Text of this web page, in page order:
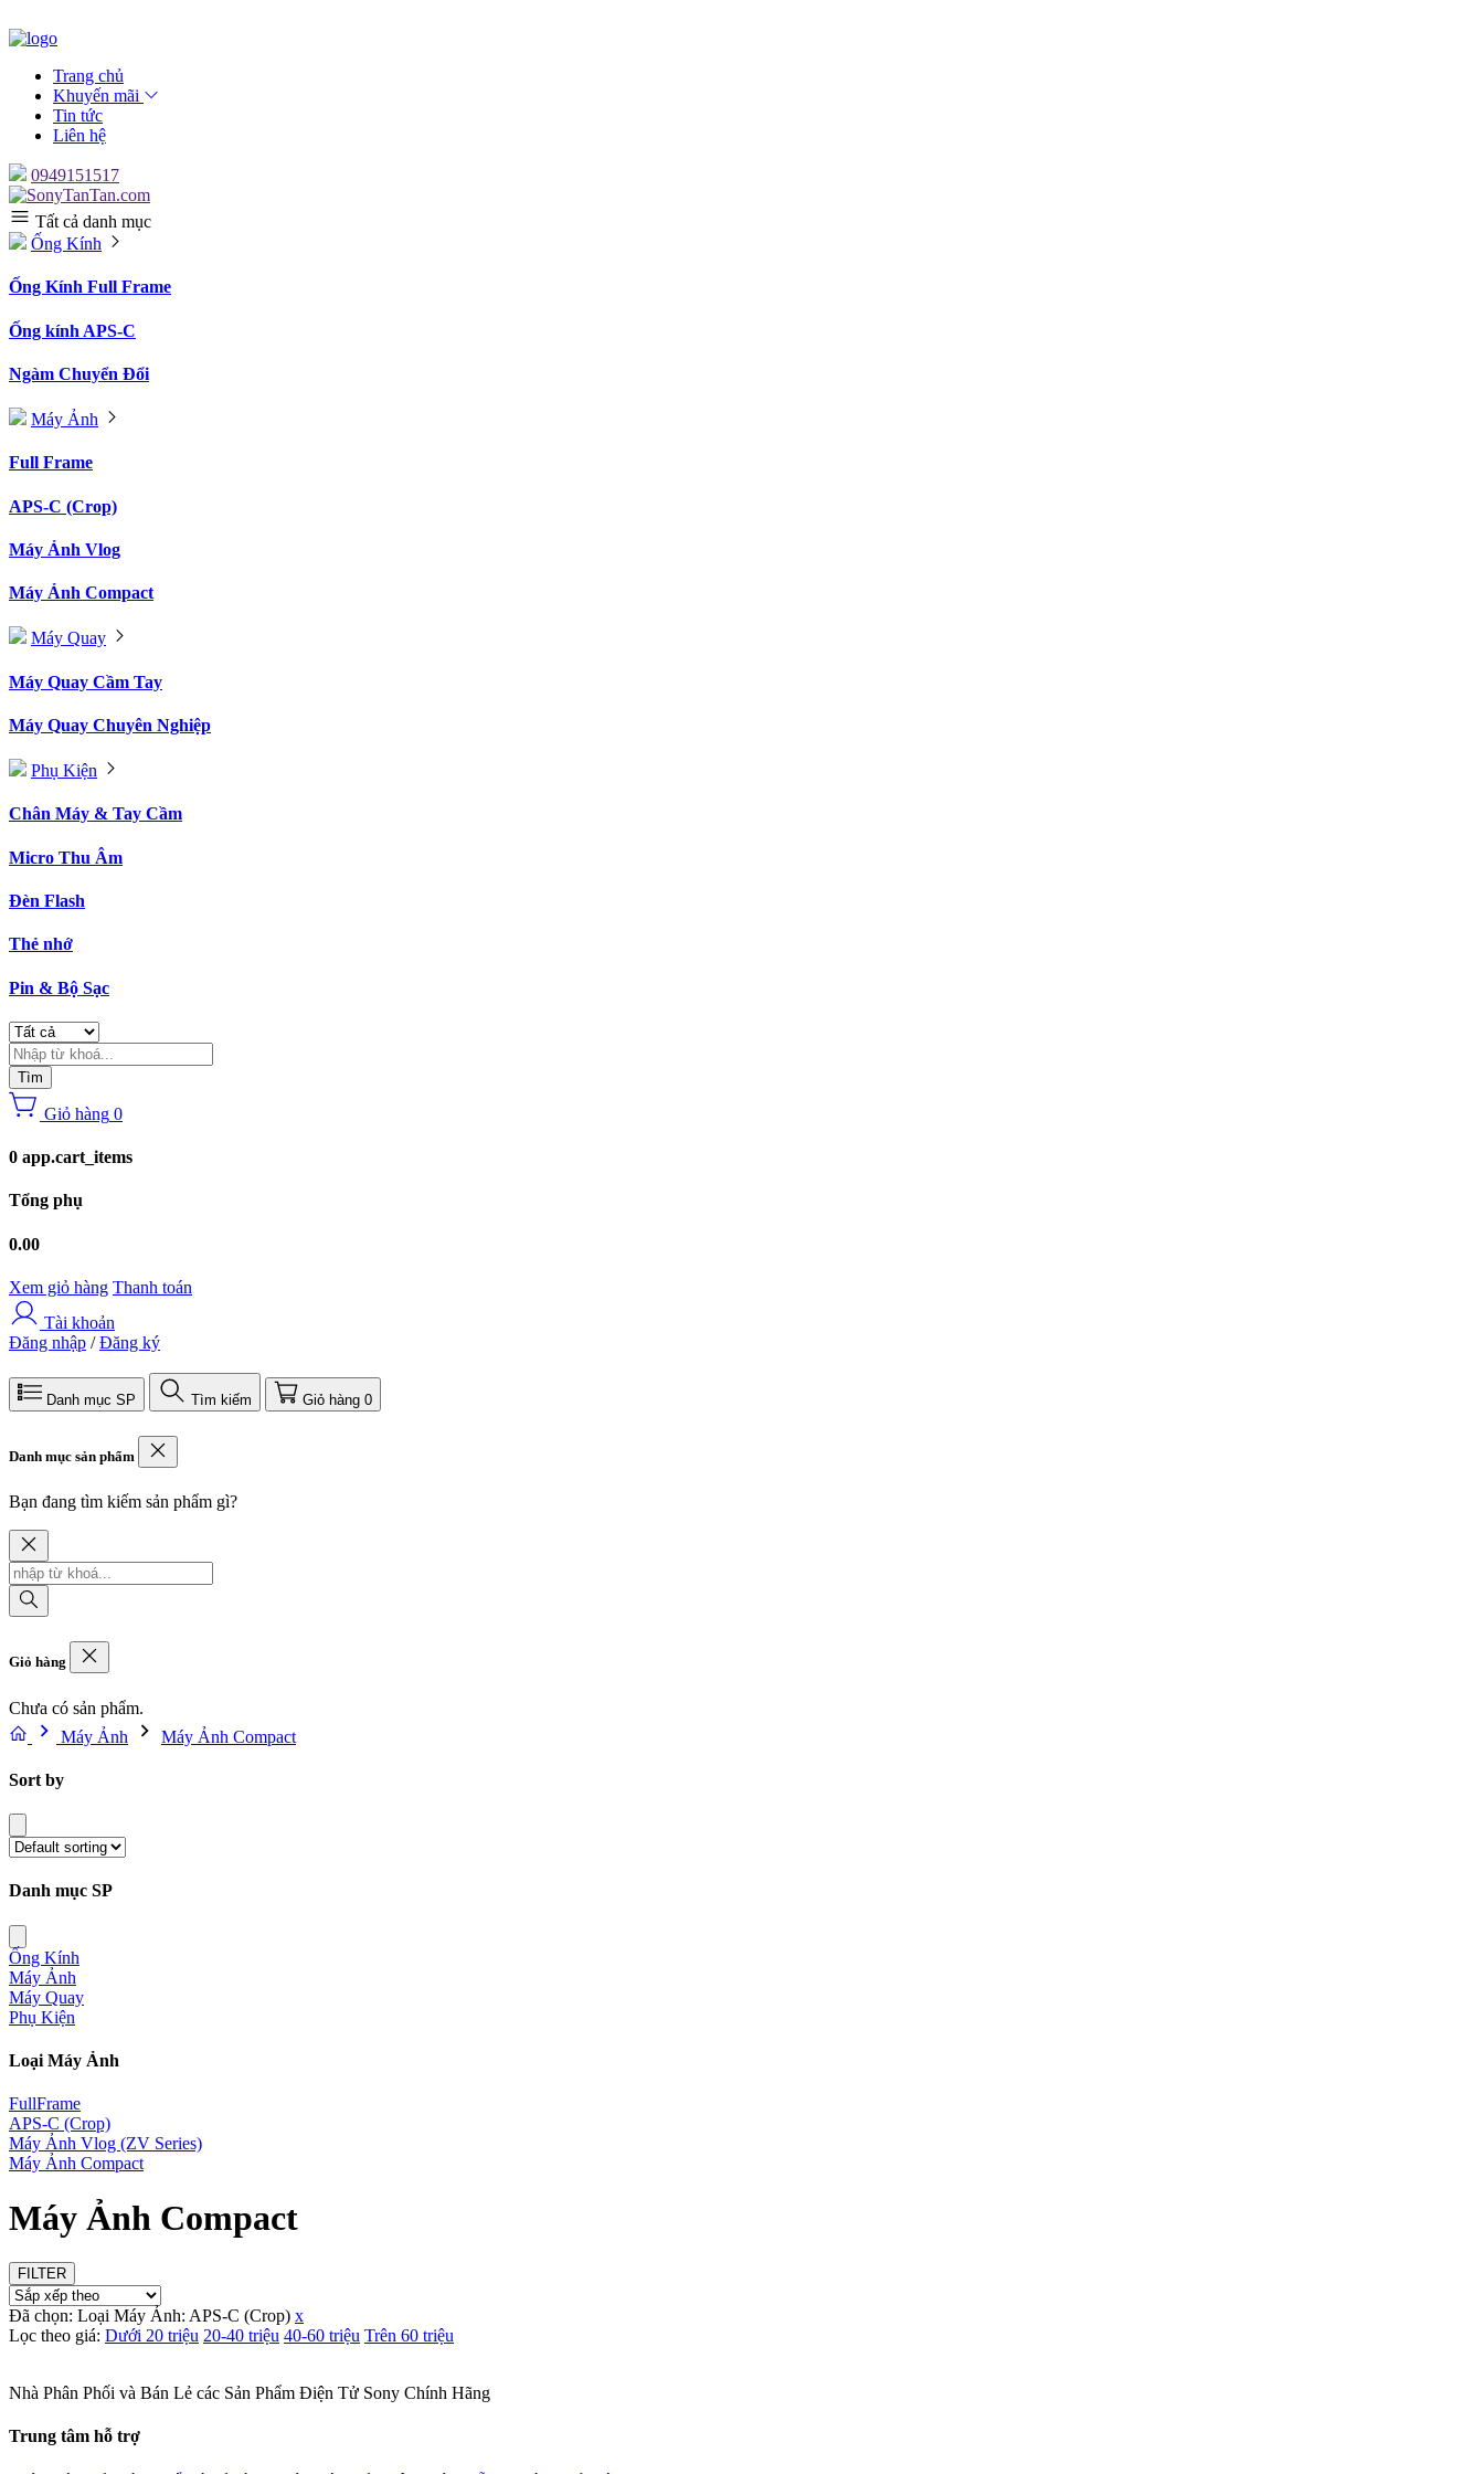
Trang chủ
Khuyến mãi
Tin tức
Liên hệ
0949151517
Tất cả danh mục
Ống Kính
Ống Kính Full Frame
Ống kính APS-C
Ngàm Chuyển Đổi
Máy Ảnh
Full Frame
APS-C (Crop)
Máy Ảnh Vlog
Máy Ảnh Compact
Máy Quay
Máy Quay Cầm Tay
Máy Quay Chuyên Nghiệp
Phụ Kiện
Chân Máy & Tay Cầm
Micro Thu Âm
Đèn Flash
Thẻ nhớ
Pin & Bộ Sạc
Tìm
Giỏ hàng 0
0 app.cart_items
Tổng phụ
0.00
Xem giỏ hàng Thanh toán
Tài khoản
Đăng nhập / Đăng ký
Danh mục SP Tìm kiếm Giỏ hàng 0
Danh mục sản phẩm
Bạn đang tìm kiếm sản phẩm gì?
Giỏ hàng
Chưa có sản phẩm.
Máy Ảnh
Máy Ảnh Compact
Sort by
Danh mục SP
Ống Kính
Máy Ảnh
Máy Quay
Phụ Kiện
Loại Máy Ảnh
FullFrame
APS-C (Crop)
Máy Ảnh Vlog (ZV Series)
Máy Ảnh Compact
Máy Ảnh Compact
FILTER
Đã chọn: Loại Máy Ảnh: APS-C (Crop) x
Lọc theo giá: Dưới 20 triệu 20-40 triệu 40-60 triệu Trên 60 triệu
Nhà Phân Phối và Bán Lẻ các Sản Phẩm Điện Tử Sony Chính Hãng
Trung tâm hỗ trợ